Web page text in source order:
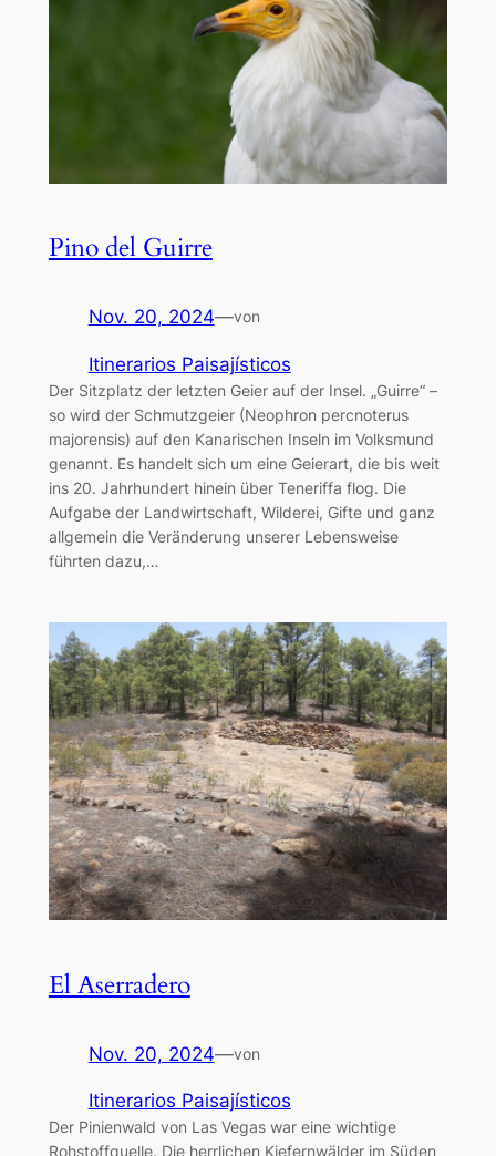
Pino del Guirre
Nov. 20, 2024—von
Itinerarios Paisajísticos
Der Sitzplatz der letzten Geier auf der Insel. „Guirre“ –
so wird der Schmutzgeier (Neophron percnoterus
majorensis) auf den Kanarischen Inseln im Volksmund
genannt. Es handelt sich um eine Geierart, die bis weit
ins 20. Jahrhundert hinein über Teneriffa flog. Die
Aufgabe der Landwirtschaft, Wilderei, Gifte und ganz
allgemein die Veränderung unserer Lebensweise
führten dazu,…
El Aserradero
Nov. 20, 2024—von
Itinerarios Paisajísticos
Der Pinienwald von Las Vegas war eine wichtige
Rohstoffquelle. Die herrlichen Kiefernwälder im Süden